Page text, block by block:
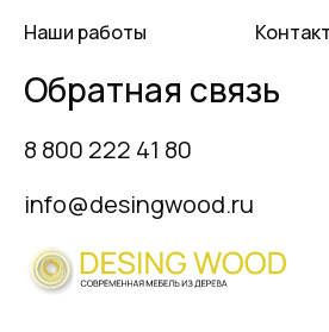
Наши работы
Обратная связь
8 800 222 41 80
info@desingwood.ru